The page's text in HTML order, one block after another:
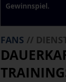
Gewinnspiel.
FANS //